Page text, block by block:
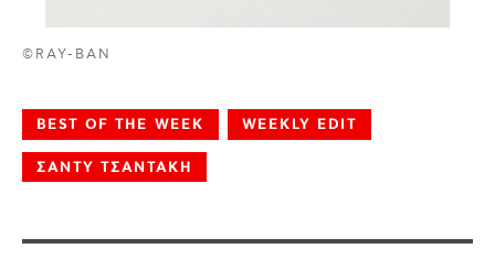
©RAY-BAN
BEST OF THE WEEK WEEKLY EDIT
ΣΑΝΤΥ ΤΣΑΝΤΑΚΗ